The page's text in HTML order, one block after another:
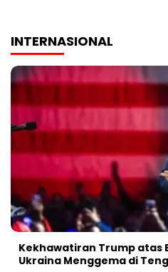
INTERNASIONAL
Kekhawatiran Trump atas
Ukraina Menggema di